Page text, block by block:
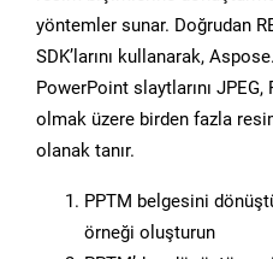
yöntemler sunar. Doğrudan
SDK’larını kullanarak,
PowerPoint slaytlarını JPEG,
olmak üzere birden fazla
olanak tanır.
PPTM belgesini
örneği oluşturun